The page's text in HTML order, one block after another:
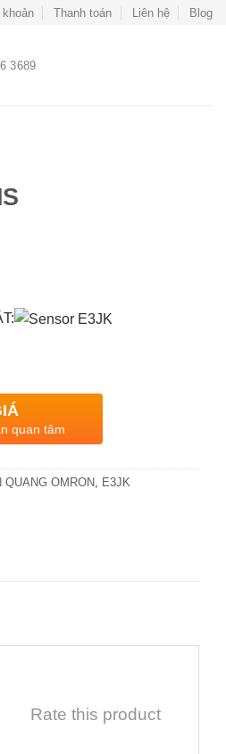
khoản Thanh toán Liên hệ Blog
3689
quan tâm
QUANG OMRON E3JK
Rate this product